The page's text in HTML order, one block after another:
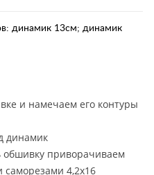
динамик 13см; динамик
и намечаем его контуры
динамик
обшивку приворачиваем
4,2х16